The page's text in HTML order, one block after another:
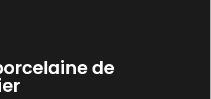
de